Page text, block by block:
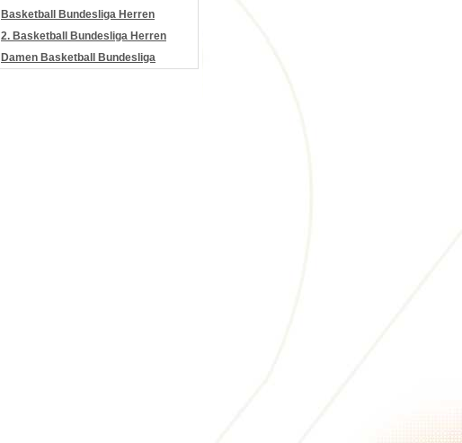
Basketball Bundesliga Herren
2. Basketball Bundesliga Herren
Damen Basketball Bundesliga